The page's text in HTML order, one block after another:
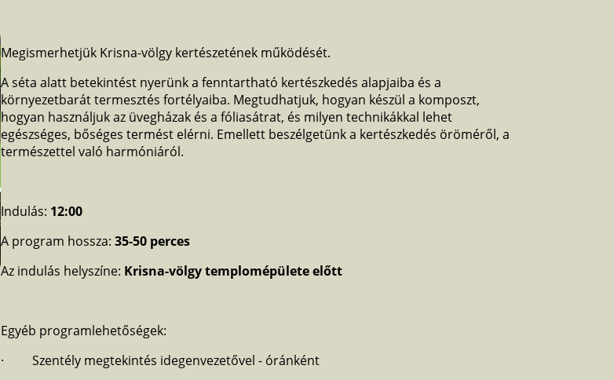
Megismerhetjük Krisna-völgy kertészetének működését.
A séta alatt betekintést nyerünk a fenntartható kertészkedés alapjaiba és a
környezetbarát termesztés fortélyaiba. Megtudhatjuk, hogyan készül a komposzt,
hogyan használjuk az üvegházak és a fóliasátrat, és milyen technikákkal lehet
egészséges, bőséges termést elérni. Emellett beszélgetünk a kertészkedés öröméről, a
természettel való harmóniáról.
Indulás: 12:00
A program hossza:35-50 perces
Az indulás helyszíne: Krisna-völgy templomépülete előtt
Egyéb programlehetőségek:
· Szentély megtekintés idegenvezetővel - óránként